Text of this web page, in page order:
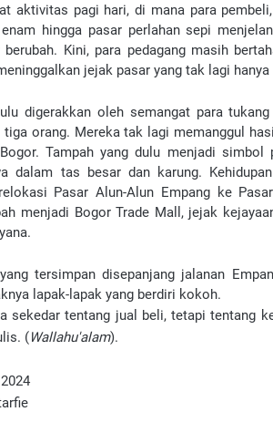
aktivitas pagi hari, di mana para
hingga pasar perlahan sepi
Kini, para pedagang masih
jejak pasar yang tak lagi
digerakkan oleh semangat para
orang. Mereka tak lagi memanggul
Tampah yang dulu menjadi simbol
dalam tas besar dan karung.
Pasar Alun-Alun Empang ke
menjadi Bogor Trade Mall, jejak
tersimpan disepanjang jalanan
lapak-lapak yang berdiri kokoh.
sekedar tentang jual beli, tetapi tentang
(Wallahu'alam).